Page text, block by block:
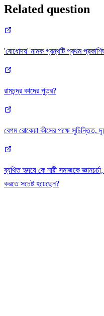
Related question
'বোধোদয়' নামক গ্রন্থটি প্রথম প্রকাশিত
রামচন্দ্র কাদের পুত্র?
বেগম রোকেয়া কীসের পক্ষে সুচিন্তিত,
ব্যথিত হৃদয়ে কে নারী সমাজকে
করতে সচেষ্ট হয়েছেন?